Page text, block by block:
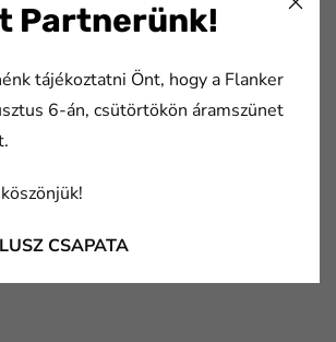
nyújtunk komplex megoldásokat a
a csomagolástechnika, valamint a
Partnerünk!
tájékoztatni Önt, hogy a Flanker
6-án, csütörtökön áramszünet
CSAPATA